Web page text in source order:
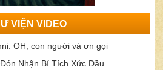
VIỆN VIDEO
OH, con người và ơn gọi
Nhận Bí Tích Xức Dầu